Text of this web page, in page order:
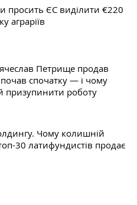
просить ЄС виділити €220
аграріїв
Петрище продав
спочатку — і чому
призупинити роботу
Чому колишній
30 латифундистів продає